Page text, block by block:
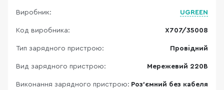
Виробник: UGREEN
Код виробника: X707/35008
Тип зарядного пристрою: Провідний
Вид зарядного пристрою: Мережевий 220В
Виконання зарядного пристрою: Роз'ємний без кабеля